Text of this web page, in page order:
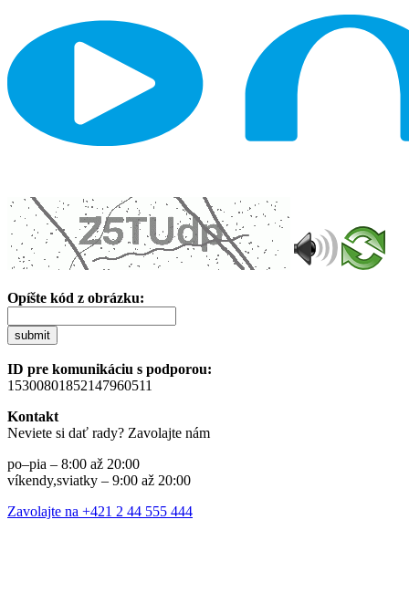
Opíšte kód z obrázku:
submit
ID pre komunikáciu s podporou:
15300801852147960511
Kontakt
Neviete si dať rady? Zavolajte nám
po–pia – 8:00 až 20:00
víkendy,sviatky – 9:00 až 20:00
Zavolajte na +421 2 44 555 444